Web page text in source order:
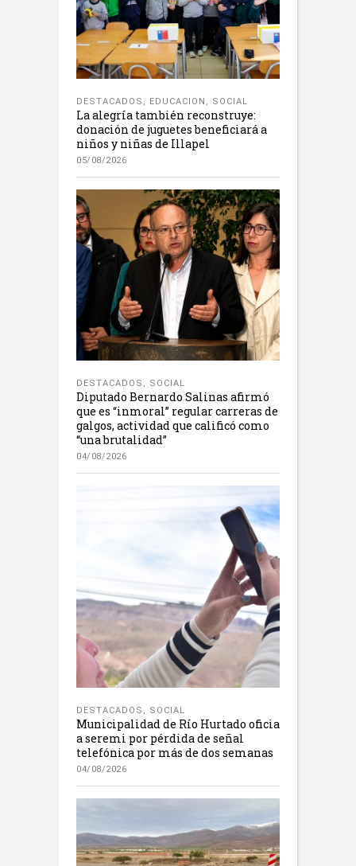
DESTACADOS , EDUCACION , SOCIAL
La alegría también reconstruye:
donación de juguetes beneficiará a
niños y niñas de Illapel
05/08/2026
DESTACADOS , SOCIAL
Diputado Bernardo Salinas afirmó
que es “inmoral” regular carreras de
galgos, actividad que calificó como
“una brutalidad”
04/08/2026
DESTACADOS , SOCIAL
Municipalidad de Río Hurtado oficia
a seremi por pérdida de señal
telefónica por más de dos semanas
04/08/2026